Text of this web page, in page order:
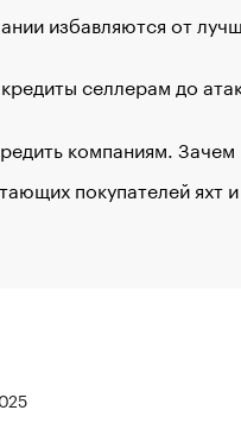
избавляются от
селлерам до
компаниям. Зачем
покупателей яхт и